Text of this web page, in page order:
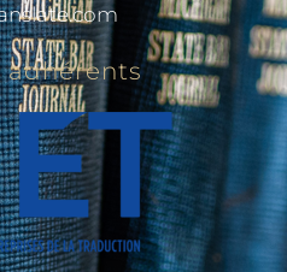
adhérents